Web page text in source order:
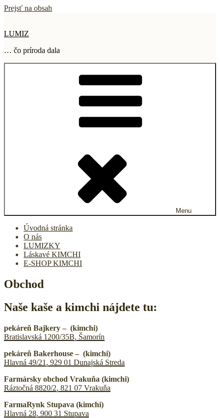
Prejsť na obsah
LUMIZ
… čo príroda dala
Menu
Úvodná stránka
O nás
LUMIZKY
Láskavé KIMCHI
E-SHOP KIMCHI
Obchod
Naše kaše a kimchi nájdete tu:
pekáreň Bajkery – (kimchi)
Bratislavská 1200/35B, Šamorín
pekáreň Bakerhouse – (kimchi)
Hlavná 49/21, 929 01 Dunajská Streda
Farmársky obchod Vrakuňa (kimchi)
Ráztočná 8820/2, 821 07 Vrakuňa
FarmaRynk Stupava (kimchi)
Hlavná 28, 900 31 Stupava